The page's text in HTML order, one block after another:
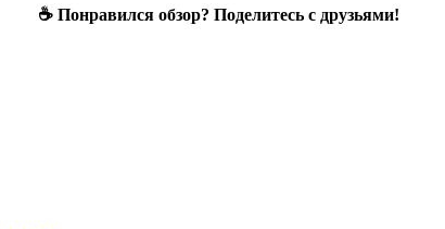
☕ Понравился обзор? Поделитесь с друзьями!